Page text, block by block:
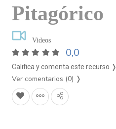
Pitagórico
Videos
0,0
Califica y comenta este recurso ❭
Ver comentarios (0) ❭